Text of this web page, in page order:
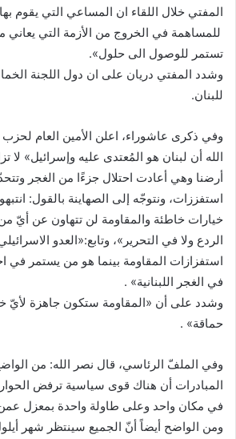
المفتي خلال اللقاء ان المساعي التي يقوم
للمساهمة في الخروج من الأزمة التي يعاني
تستمر للوصول الى حلول».
وشدد المفتي دريان على ان دول اللجنة
للبنان.
وفي ذكرى عاشوراء، اعلن الأمين العام
الله أن لبنان هو المُعتدى عليه وإسرائيل» لا
أرضنا وهي أعادت احتلال جزءًا من الغجر
استفززات، ونتوجّه إلى الصهاينة بالقول:
خيارات خاطئة والمقاومة لن تتهاون عن أيّ
الردع ولا في التحرير»، وتابع:«العدو
استفزازات المقاومة بينما هو من يستمر في
في الغجر اللبنانية» .
وشدد على أن «المقاومة ستكون جاهزة لأيّ
حماقة» .
وفي الملفّ الرئاسي، قال نصر الله: من
المبادرات أن هناك قوى سياسية ترفض
في مكان واحد وعلى طاولة واحدة بمعزل
ومن الواضح أيضاً أنّ الجميع سينتظر شهر